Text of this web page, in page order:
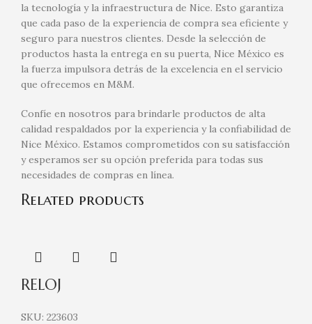
la tecnología y la infraestructura de Nice. Esto garantiza
que cada paso de la experiencia de compra sea eficiente y
seguro para nuestros clientes. Desde la selección de
productos hasta la entrega en su puerta, Nice México es
la fuerza impulsora detrás de la excelencia en el servicio
que ofrecemos en M&M.
Confíe en nosotros para brindarle productos de alta
calidad respaldados por la experiencia y la confiabilidad de
Nice México. Estamos comprometidos con su satisfacción
y esperamos ser su opción preferida para todas sus
necesidades de compras en línea.
Related products
RELOJ
SKU: 223603